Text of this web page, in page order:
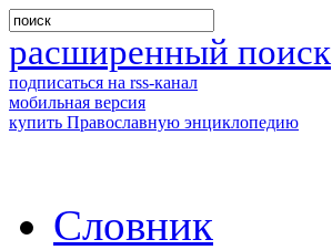
расширенный поиск
подписаться на rss-канал
мобильная версия
купить Православную энциклопедию
Словник